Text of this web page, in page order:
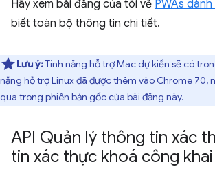
Hãy xem bài đăng của tôi về PWAs
biết toàn bộ thông tin chi tiết.
Lưu ý:Tính năng hỗ trợ Mac dự kiến sẽ có
năng hỗ trợ Linux đã được thêm vào Chrome 70,
qua trong phiên bản gốc của bài đăng này.
API Quản lý thông tin xác
tin xác thực khoá công khai